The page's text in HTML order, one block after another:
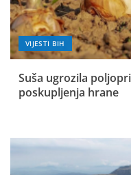
VIJESTI BIH
Suša ugrozila
poskupljenja hrane